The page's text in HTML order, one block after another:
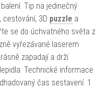
Tip na jedinečný
cestování, 3D puzzle a
se do úchvatného světa z
vyřezávané laserem
zapadají a drží
Technické informace
čas sestavení: 1